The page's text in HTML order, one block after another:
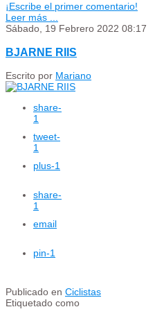
¡Escribe el primer comentario!
Leer más ...
Sábado, 19 Febrero 2022 08:17
BJARNE RIIS
Escrito por Mariano
share-
1
tweet-
1
plus-1
share-
1
email
pin-1
Publicado en Ciclistas
Etiquetado como